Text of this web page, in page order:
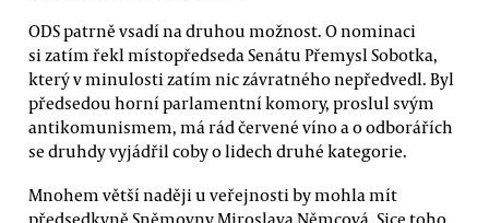
ODS patrně vsadí na druhou možnost. O nominaci
si zatím řekl místopředseda Senátu Přemysl Sobotka,
který v minulosti zatím nic závratného nepředvedl. Byl
předsedou horní parlamentní komory, proslul svým
antikomunismem, má rád červené víno a o odborářích
se druhdy vyjádřil coby o lidech druhé kategorie.
Mnohem větší naději u veřejnosti by mohla mít
předsedkyně Sněmovny Miroslava Němcová. Sice toho